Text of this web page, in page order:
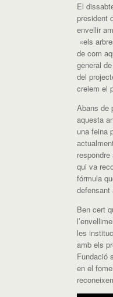
El
president
envellir
«els
de com
general
del
creiem el
Abans de
aquesta
una feina
respondre
qui va
fórmula
defensant
Ben cert
les
amb els
Fundació
en el